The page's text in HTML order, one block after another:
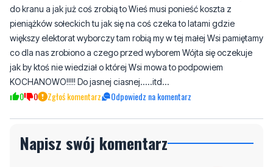
do kranu a jak już coś zrobią to Wieś musi ponieść koszta z
pieniążków sołeckich tu jak się na coś czeka to latami gdzie
większy elektorat wyborczy tam robią my w tej małej Wsi pamiętamy
co dla nas zrobiono a czego przed wyborem Wójta się oczekuje
jak by ktoś nie wiedział o której Wsi mowa to podpowiem
KOCHANOWO!!!!! Do jasnej ciasnej.....itd...
0 0 Zgłoś komentarz Odpowiedz na komentarz
Napisz swój komentarz